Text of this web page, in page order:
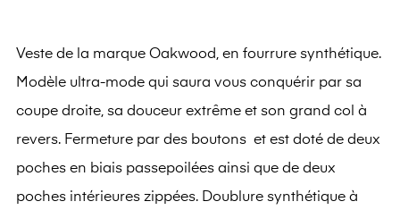
Veste de la marque Oakwood, en fourrure synthétique.
Modèle ultra-mode qui saura vous conquérir par sa
coupe droite, sa douceur extrême et son grand col à
revers. Fermeture par des boutons et est doté de deux
poches en biais passepoilées ainsi que de deux
poches intérieures zippées. Doublure synthétique à